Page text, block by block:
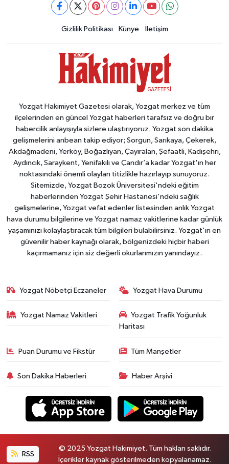
Gizlilik Politikası Künye İletişim
Yozgat Hakimiyet Gazetesi olarak, Yozgat merkez ve tüm
ilçelerinden en güncel Yozgat haberleri tarafsız ve doğru bir
habercilik anlayışıyla sizlere ulaştırıyoruz. Yozgat son dakika
gelişmelerini anbean takip ediyor; Sorgun, Sarıkaya, Çekerek,
Akdağmadeni, Yerköy, Boğazlıyan, Çayıralan, Şefaatli, Kadışehri,
Aydıncık, Saraykent, Yenifakılı ve Çandır’a kadar Yozgat'ın her
noktasındaki önemli olayları titizlikle hazırlayıp sunuyoruz.
Sitemizde, Yozgat Bozok Üniversitesi'ndeki eğitim
haberlerinden Yozgat Şehir Hastanesi'ndeki sağlık
gelişmelerine, Yozgat vefat edenler listesinden anlık Yozgat
hava durumu bilgilerine ve Yozgat namaz vakitlerine kadar günlük
yaşamınızı kolaylaştıracak tüm bilgileri bulabilirsiniz. Yozgat'ın en
güvenilir haber kaynağı olarak, bölgenizdeki hiçbir haberi
kaçırmamanız için siz değerli okurlarımızın yanındayız.
Yozgat Nöbetçi Eczaneler Yozgat Hava Durumu
Yozgat Namaz Vakitleri
Yozgat Trafik Yoğunluk
Haritası
Puan Durumu ve Fikstür Tüm Manşetler
Son Dakika Haberleri Haber Arşivi
RSS
© 2025 Yozgat Hakimiyet. Tüm hakları saklıdır.
İçerikler kaynak gösterilmeden kopyalanamaz.